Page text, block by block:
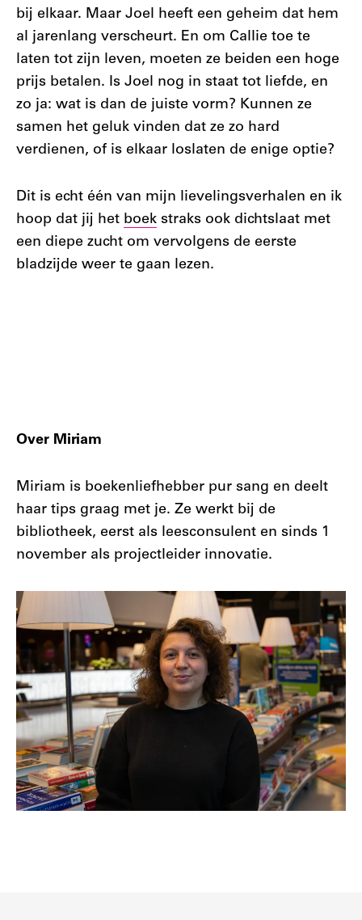
bij elkaar. Maar Joel heeft een geheim dat hem
al jarenlang verscheurt. En om Callie toe te
laten tot zijn leven, moeten ze beiden een hoge
prijs betalen. Is Joel nog in staat tot liefde, en
zo ja: wat is dan de juiste vorm? Kunnen ze
samen het geluk vinden dat ze zo hard
verdienen, of is elkaar loslaten de enige optie?
Dit is echt één van mijn lievelingsverhalen en ik
hoop dat jij het boek straks ook dichtslaat met
een diepe zucht om vervolgens de eerste
bladzijde weer te gaan lezen.
Over Miriam
Miriam is boekenliefhebber pur sang en deelt
haar tips graag met je. Ze werkt bij de
bibliotheek, eerst als leesconsulent en sinds 1
november als projectleider innovatie.